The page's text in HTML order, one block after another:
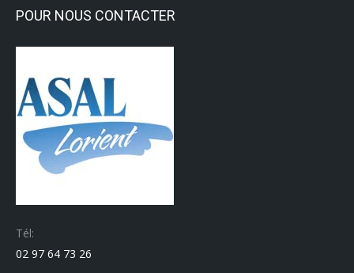
POUR NOUS CONTACTER
Tél:
02 97 64 73 26